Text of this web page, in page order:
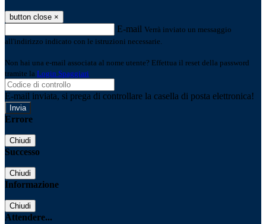
button close ×
E-mail Verrà inviato un messaggio
all'indirizzo indicato con le istruzioni necessarie.
Non hai una e-mail associata al nome utente? Effettua il reset della password
tramite la Login Spaggiari
E-mail inviata, si prega di controllare la casella di posta elettronica!
Errore
Chiudi
Successo
Chiudi
Informazione
Chiudi
Attendere...